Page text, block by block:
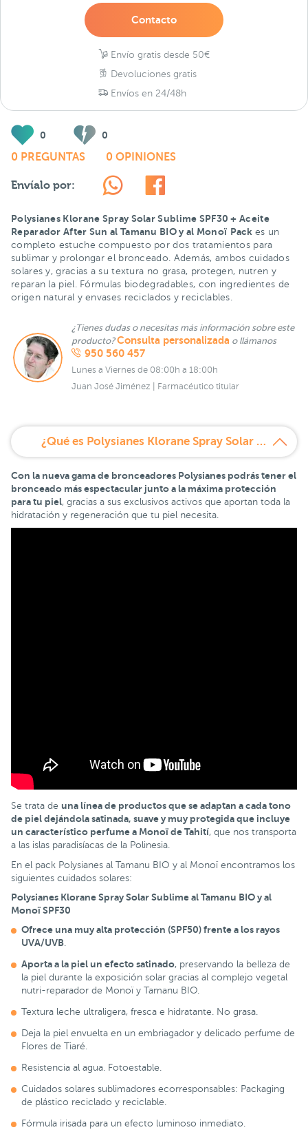
Contacto
Envío gratis desde 50€
Devoluciones gratis
Envíos en 24/48h
0 0
0 PREGUNTAS 0 OPINIONES
Envíalo por:
Polysianes Klorane Spray Solar Sublime SPF30 + Aceite
Reparador After Sun al Tamanu BIO y al Monoï Packes un
completo estuche compuesto por dos tratamientos para
sublimar y prolongar el bronceado. Además, ambos cuidados
solares y, gracias a su textura no grasa, protegen, nutren y
reparan la piel. Fórmulas biodegradables, con ingredientes de
origen natural y envases reciclados y reciclables.
¿Tienes dudas o necesitas más información sobre este
producto?Consulta personalizada o llámanos
950 560 457
Lunes a Viernes de 08:00h a 18:00h
Juan José Jiménez | Farmacéutico titular
¿Qué es Polysianes Klorane Spray Solar Sublime SPF30 + Aceite Reparador After Sun Promo Pack 20%?
Con la nueva gama de bronceadores Polysianes podrás tener el
bronceado más espectacular junto a la máxima protección
para tu piel, gracias a sus exclusivos activos que aportan toda la
hidratación y regeneración que tu piel necesita.
Se trata de una línea de productos que se adaptan a cada tono
de piel dejándola satinada, suave y muy protegida que incluye
un característico perfume a Monoï de Tahití, que nos transporta
a las islas paradisíacas de la Polinesia.
En el pack Polysianes al Tamanu BIO y al Monoï encontramos los
siguientes cuidados solares:
Polysianes Klorane Spray Solar Sublime al Tamanu BIO y al
Monoï SPF30
Ofrece una muy alta protección (SPF50) frente a los rayos
UVA/UVB.
Aporta a la piel un efecto satinado, preservando la belleza de
la piel durante la exposición solar gracias al complejo vegetal
nutri-reparador de Monoï y Tamanu BIO.
Textura leche ultraligera, fresca e hidratante. No grasa.
Deja la piel envuelta en un embriagador y delicado perfume de
Flores de Tiaré.
Resistencia al agua. Fotoestable.
Cuidados solares sublimadores ecorresponsables: Packaging
de plástico reciclado y reciclable.
Fórmula irisada para un efecto luminoso inmediato.